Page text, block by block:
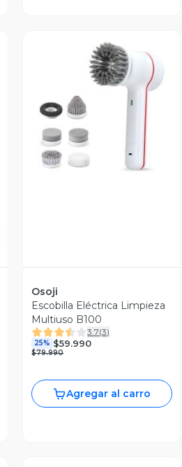
Vista Previa
Osoji
Escobilla Eléctrica Limpieza
Multiuso B100
3.7(3)
25% $59.990
$79.990
Agregar al carro